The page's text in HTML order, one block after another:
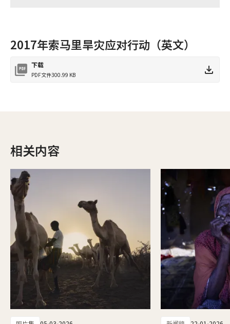
2017年索马里旱灾应对行动（英文）
下载
PDF文件300.99 KB
相关内容